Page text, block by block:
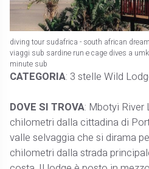
diving tour sudafrica - south african
viaggi sub sardine run e cage dives a
minute sub
CATEGORIA: 3 stelle Wild
DOVE SI TROVA: Mbotyi
chilometri dalla cittadina di
valle selvaggia che si dirama
chilometri dalla strada